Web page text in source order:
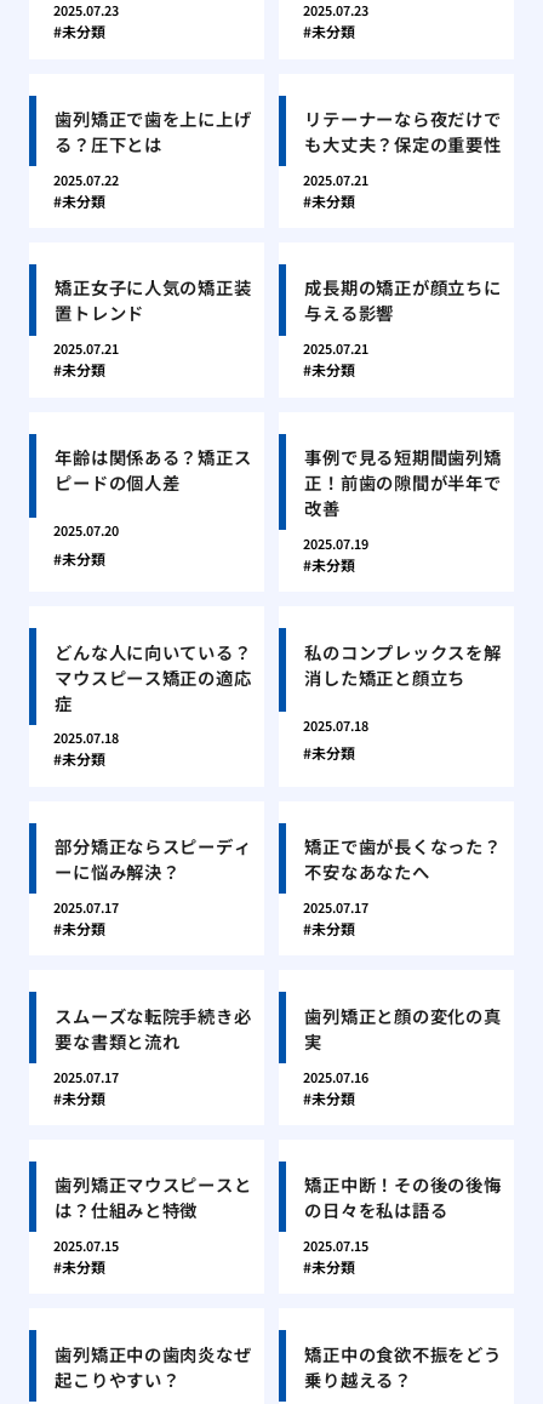
2025.07.23
未分類
2025.07.23
未分類
歯列矯正で歯を上に上げ
る？圧下とは
2025.07.22
未分類
リテーナーなら夜だけで
も大丈夫？保定の重要性
2025.07.21
未分類
矯正女子に人気の矯正装
置トレンド
2025.07.21
未分類
成長期の矯正が顔立ちに
与える影響
2025.07.21
未分類
年齢は関係ある？矯正ス
ピードの個人差
2025.07.20
未分類
事例で見る短期間歯列矯
正！前歯の隙間が半年で
改善
2025.07.19
未分類
どんな人に向いている？
マウスピース矯正の適応
症
2025.07.18
未分類
私のコンプレックスを解
消した矯正と顔立ち
2025.07.18
未分類
部分矯正ならスピーディ
ーに悩み解決？
2025.07.17
未分類
矯正で歯が長くなった？
不安なあなたへ
2025.07.17
未分類
スムーズな転院手続き必
要な書類と流れ
2025.07.17
未分類
歯列矯正と顔の変化の真
実
2025.07.16
未分類
歯列矯正マウスピースと
は？仕組みと特徴
2025.07.15
未分類
矯正中断！その後の後悔
の日々を私は語る
2025.07.15
未分類
歯列矯正中の歯肉炎なぜ
起こりやすい？
矯正中の食欲不振をどう
乗り越える？